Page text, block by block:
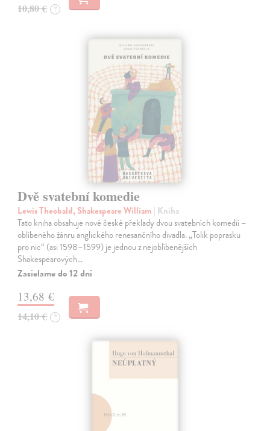
10,80 € ?
Dvě svatební komedie
Lewis Theobald, Shakespeare William | Kniha
Tato kniha obsahuje nové české překlady dvou svatebních komedií –
oblíbeného žánru anglického renesančního divadla. „Tolik poprasku
pro nic“ (asi 1598–1599) je jednou z nejoblíbenějších
Shakespearových…
Zasielame do 12 dní
13,68 €
14,10 € ?